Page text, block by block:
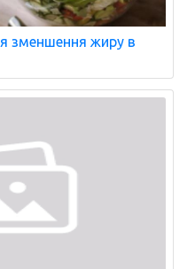
зменшення жиру в